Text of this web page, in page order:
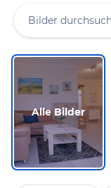
Alle Bilder